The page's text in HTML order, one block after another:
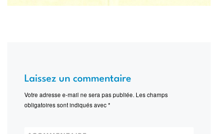
Laissez un commentaire
Votre adresse e-mail ne sera pas publiée. Les champs
obligatoires sont indiqués avec*